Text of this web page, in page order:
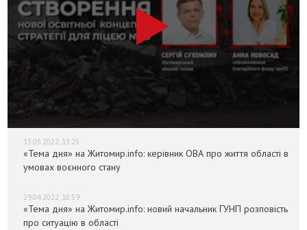
13.05.2022, 13:25
«Тема дня» на Житомир.info: керівник ОВА про життя області в
умовах воєнного стану
29.04.2022, 10:59
«Тема дня» на Житомир.info: новий начальник ГУНП розповість
про ситуацію в області